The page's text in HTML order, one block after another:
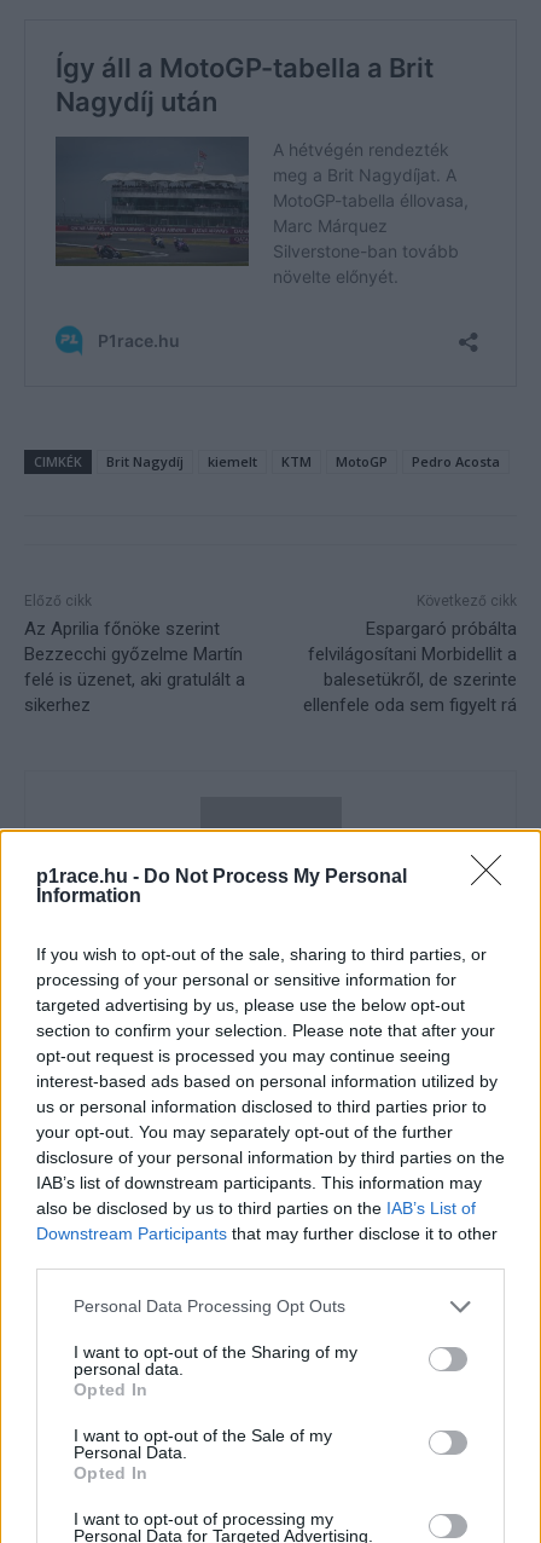
p1race.hu - Do Not Process My Personal
Information
If you wish to opt-out of the sale, sharing to third parties, or
processing of your personal or sensitive information for
targeted advertising by us, please use the below opt-out
section to confirm your selection. Please note that after your
opt-out request is processed you may continue seeing
interest-based ads based on personal information utilized by
us or personal information disclosed to third parties prior to
your opt-out. You may separately opt-out of the further
disclosure of your personal information by third parties on the
IAB’s list of downstream participants. This information may
also be disclosed by us to third parties on the IAB’s List of
Downstream Participants that may further disclose it to other
Please note that this website/app uses one or more Google
not limited to your visit or usage behaviour. You may click to
grant or deny consent to Google and its third-party tags to
use your data for below specified purposes in below Google
consent section.
Personal Data Processing Opt Outs
I want to opt-out of the Sharing of my
personal data.
Opted In
I want to opt-out of the Sale of my
Personal Data.
Opted In
I want to opt-out of processing my
Personal Data for Targeted Advertising.
CIMKÉK Brit Nagydíj kiemelt KTM MotoGP Pedro Acosta
Előző cikk
Az Aprilia főnöke szerint
Bezzecchi győzelme Martín
felé is üzenet, aki gratulált a
sikerhez
Következő cikk
Espargaró próbálta
felvilágosítani Morbidellit a
balesetükről, de szerinte
ellenfele oda sem figyelt rá
Sebők Máté
- Advertisment -